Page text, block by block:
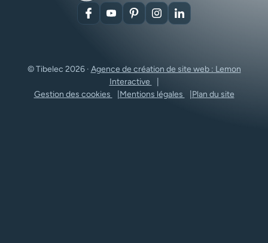
FacebookYouTubePinterestInstagramLinkedIn
© Tibelec 2026 · Agence de création de site web : Lemon
Interactive
Gestion des cookies
Mentions légales Plan du site